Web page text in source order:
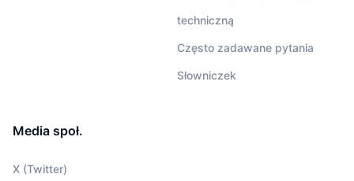
techniczną
Często zadawane pytania
Słowniczek
Media społ.
X (Twitter)